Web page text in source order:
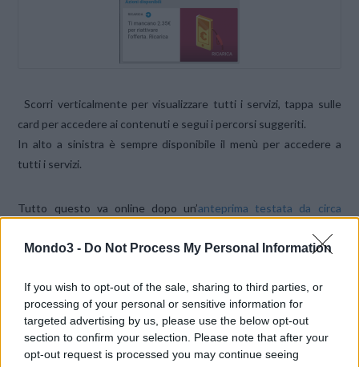
Mondo3 - Do Not Process My Personal Information
If you wish to opt-out of the sale, sharing to third parties, or
processing of your personal or sensitive information for
targeted advertising by us, please use the below opt-out
section to confirm your selection. Please note that after your
opt-out request is processed you may continue seeing
Scorri verticalmente per visualizzare tutti i servizi, tappa sulle
card per accedere ai contenuti e segui i percorsi suggeriti.
In alto a sinistra è sempre disponibile il menù per accedere a
tutti i servizi.
Tutto questo va online dopo un’anteprima testata da circa
Clienti 3si distingue da tutte le altre App presenti sul mercato
percorsi di navigazione per raggiungere dalla Home Page tutti i
contenuti disponibili. In questo modo diventa più semplice per il
cliente non solo controllare i propri consumi, ma anche essere
informato tempestivamente sulle offerte più convenienti per il